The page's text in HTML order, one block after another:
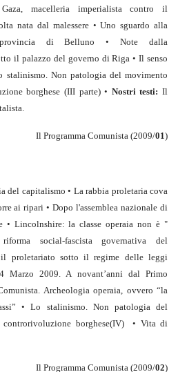
macelleria imperialista contro il
nata dal malessere • Uno sguardo alla
di Belluno • Note dalla
il palazzo del governo di Riga • Il senso
stalinismo. Non patologia del movimento
borghese (III parte) • Nostri testi: Il
Il Programma Comunista (2009/01)
del capitalismo • La rabbia proletaria cova
ai ripari • Dopo l'assemblea nazionale di
• Lincolnshire: la classe operaia non è "
social-fascista governativa del
il proletariato sotto il regime delle leggi
Marzo 2009. A novant’anni dal Primo
Archeologia operaia, ovvero “la
• Lo stalinismo. Non patologia del
controrivoluzione borghese(IV) • Vita di
Il Programma Comunista (2009/02)